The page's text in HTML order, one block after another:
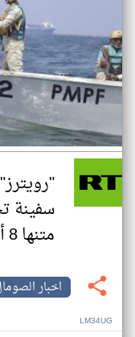
سفينة
متنها 8 ألمان و10 فلبينيين
اخبار
LM34UG